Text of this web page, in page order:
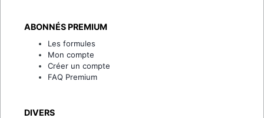
ABONNÉS PREMIUM
Les formules
Mon compte
Créer un compte
FAQ Premium
DIVERS